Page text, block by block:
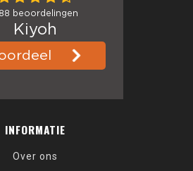
INFORMATIE
Over ons